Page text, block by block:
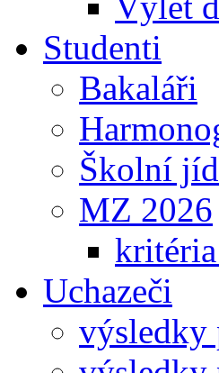
Studenti
Bakaláři
Školní
MZ 2026
Uchazeči
výsledky